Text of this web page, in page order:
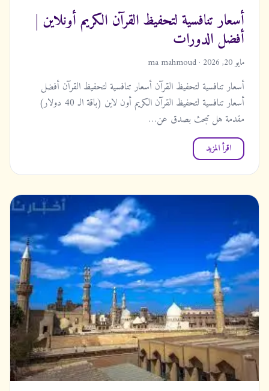
أسعار تنافسية لتحفيظ القرآن الكريم أونلاين |
أفضل الدورات
مايو 20, 2026 · ma mahmoud
أسعار تنافسية لتحفيظ القرآن أسعار تنافسية لتحفيظ القرآن أفضل
أسعار تنافسية لتحفيظ القرآن الكريم أون لاين (باقة الـ 40 دولار)
مقدمة هل تبحث بصدق عن…
اقرأ المزيد